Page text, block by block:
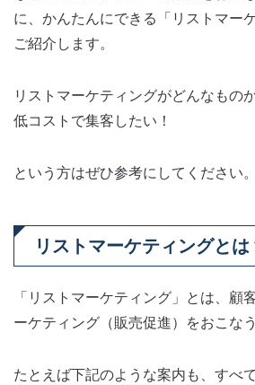
に、かんたんにできる「リストマー
ご紹介します。
リストマーケティングがどんなもの
低コストで集客したい！
という方はぜひ参考にしてください。
リストマーケティングとは
「リストマーケティング」とは、顧
ーケティング（販売促進）をおこな
たとえば下記のような案内も、すべ